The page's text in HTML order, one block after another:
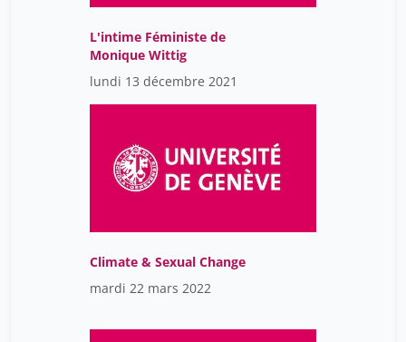
Pochet Léonore 14
Prot Bénédicte
Quéré Lucile
Raboud Didier 14
Romero Rodriguez Luz
Sachs Guedj Noémie
Taithe Bertrand
Tricou Josselin
L'intime Féministe de
Monique Wittig
lundi 13 décembre 2021
Climate & Sexual Change
mardi 22 mars 2022